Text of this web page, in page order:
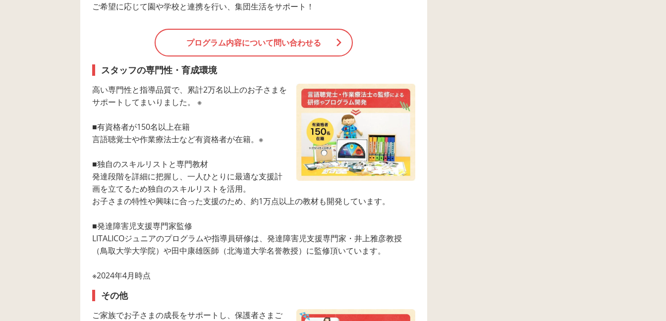
ご希望に応じて園や学校と連携を行い、集団生活をサポート！
プログラム内容について問い合わせる
スタッフの専門性・育成環境
高い専門性と指導品質で、累計2万名以上のお子さまを
サポートしてまいりました。 ※
■有資格者が150名以上在籍
言語聴覚士や作業療法士など有資格者が在籍。※
■独自のスキルリストと専門教材
発達段階を詳細に把握し、一人ひとりに最適な支援計
画を立てるため独自のスキルリストを活用。
お子さまの特性や興味に合った支援のため、約1万点以上の教材も開発しています。
■発達障害児支援専門家監修
LITALICOジュニアのプログラムや指導員研修は、発達障害児支援専門家・井上雅彦教授
（鳥取大学大学院）や田中康雄医師（北海道大学名誉教授）に監修頂いています。
※2024年4月時点
その他
ご家族でお子さまの成長をサポートし、保護者さまご